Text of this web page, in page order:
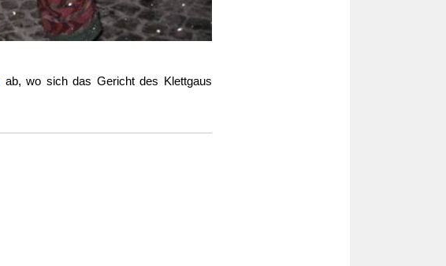
ab, wo sich das Gericht des Klettgaus